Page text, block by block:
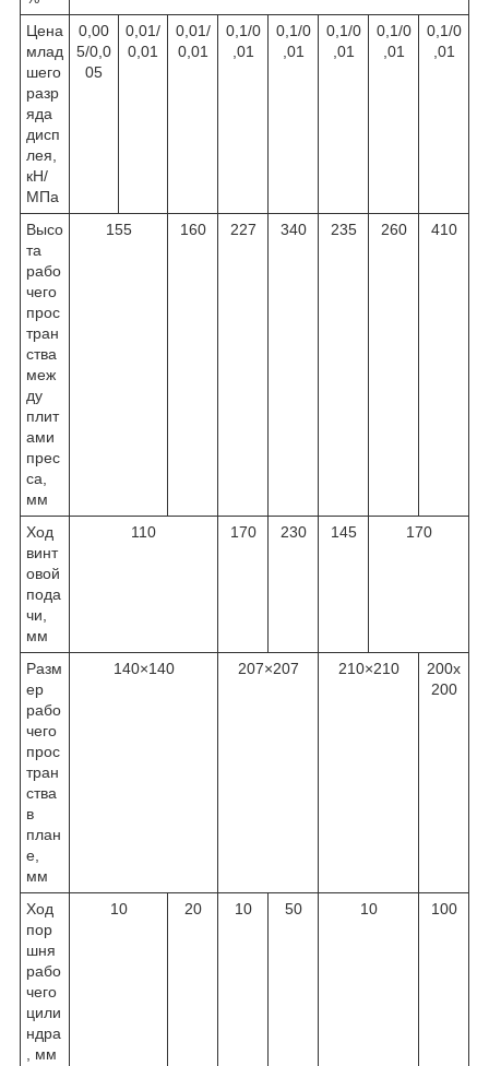
Цена
млад
шего
разр
яда
дисп
лея,
кН/
МПа
0,00
5/0,0
05
0,01/
0,01
0,01/
0,01
0,1/0
,01
0,1/0
,01
0,1/0
,01
0,1/0
,01
0,1/0
,01
Высо
та
рабо
чего
прос
тран
ства
меж
ду
плит
ами
прес
са,
мм
155 160 227 340 235 260 410
Ход
винт
овой
пода
чи,
мм
110 170 230 145 170
Разм
ер
рабо
чего
прос
тран
ства
в
план
е,
мм
140×140 207×207 210×210
200x
200
Ход
пор
шня
рабо
чего
цили
ндра
, мм
10 20 10 50 10 100